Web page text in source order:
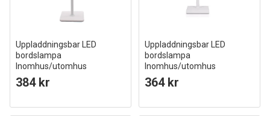
Uppladdningsbar LED
bordslampa
Inomhus/utomhus
Vit, touch dimbar, CCT, IP54
utomhus bordslampa
384 kr
Uppladdningsbar LED
bordslampa
Inomhus/utomhus
Vit, IP54 utomhus bordslampa,
touch dimbar
364 kr